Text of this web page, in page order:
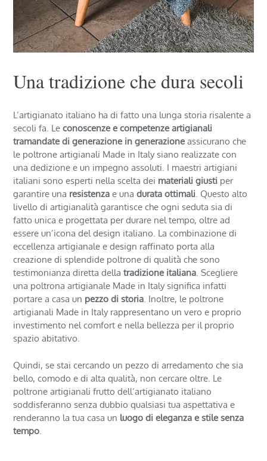
Una tradizione che dura secoli
L’artigianato italiano ha di fatto una lunga storia risalente a
secoli fa. Leconoscenze e competenze artigianali
tramandate di generazione in generazione assicurano che
le poltrone artigianali Made in Italy siano realizzate con
una dedizione e un impegno assoluti. I maestri artigiani
italiani sono esperti nella scelta dei materiali giusti per
garantire una resistenza e unadurata ottimali. Questo alto
livello di artigianalità garantisce che ogni seduta sia di
fatto unica e progettata per durare nel tempo, oltre ad
essere un’icona del design italiano. La combinazione di
eccellenza artigianale e design raffinato porta alla
creazione di splendide poltrone di qualità che sono
testimonianza diretta dellatradizione italiana. Scegliere
una poltrona artigianale Made in Italy significa infatti
portare a casa un pezzo di storia. Inoltre, le poltrone
artigianali Made in Italy rappresentano un vero e proprio
investimento nel comfort e nella bellezza per il proprio
spazio abitativo.
Quindi, se stai cercando un pezzo di arredamento che sia
bello, comodo e di alta qualità, non cercare oltre. Le
poltrone artigianali frutto dell’artigianato italiano
soddisferanno senza dubbio qualsiasi tua aspettativa e
renderanno la tua casa un luogo di eleganza e stile senza
tempo.